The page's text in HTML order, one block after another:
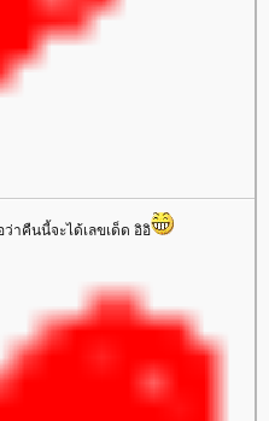
าคืนนี้จะได้เลขเด็ด อิอิ